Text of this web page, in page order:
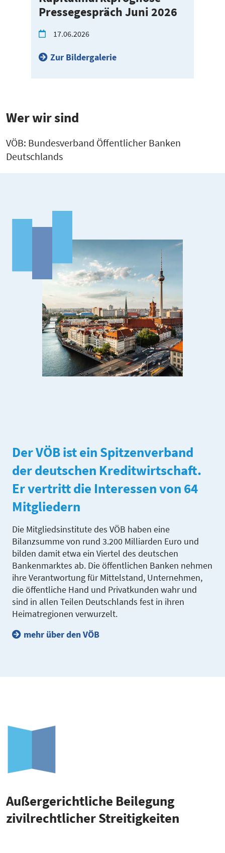
Pressegespräch Juni 2026
17.06.2026
Zur Bildergalerie
Wer wir sind
VÖB: Bundes­verband Öffent­licher Banken
Deutsch­lands
Der VÖB ist ein Spitzenverband
der deutschen Kreditwirtschaft.
Er vertritt die Interessen von 64
Mitgliedern
Die Mitgliedsinstitute des VÖB haben eine
Bilanzsumme von rund 3.200 Milliarden Euro und
bilden damit etwa ein Viertel des deutschen
Bankenmarktes ab. Die öffentlichen Banken nehmen
ihre Verantwortung für Mittelstand, Unternehmen,
die öffentliche Hand und Privatkunden wahr und
sind in allen Teilen Deutschlands fest in ihren
Heimatregionen verwurzelt.
mehr über den VÖB
Außergerichtliche Beilegung
zivilrechtlicher Streitigkeiten